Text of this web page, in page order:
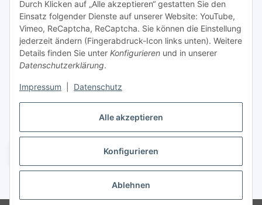
Alle akzeptieren
Konfigurieren
Ablehnen
Durch Klicken auf „Alle akzeptieren“ gestatten Sie den
Einsatz folgender Dienste auf unserer Website: YouTube,
Vimeo, ReCaptcha, ReCaptcha. Sie können die Einstellung
jederzeit ändern (Fingerabdruck-Icon links unten). Weitere
Details finden Sie unter Konfigurieren und in unserer
Datenschutzerklärung.
Impressum Datenschutz
28832 Achim
Telefon: +4915142420171
E-Mail: verkauf@marmey-aktionswaren.de
Informationen
Gesetzliche Informationen
Vertrag widerrufen
* Alle Preise zzgl. gesetzlicher USt., zzgl.Versand